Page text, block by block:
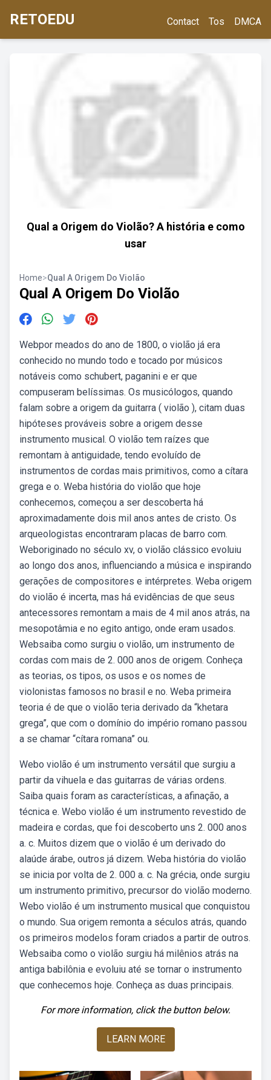
RETOEDU Contact Tos DMCA
Qual a Origem do Violão? A história e como
usar
Home>Qual A Origem Do Violão
Qual A Origem Do Violão
Webpor meados do ano de 1800, o violão já era
conhecido no mundo todo e tocado por músicos
notáveis como schubert, paganini e er que
compuseram belíssimas. Os musicólogos, quando
falam sobre a origem da guitarra ( violão ), citam duas
hipóteses prováveis sobre a origem desse
instrumento musical. O violão tem raízes que
remontam à antiguidade, tendo evoluído de
instrumentos de cordas mais primitivos, como a cítara
grega e o. Weba história do violão que hoje
conhecemos, começou a ser descoberta há
aproximadamente dois mil anos antes de cristo. Os
arqueologistas encontraram placas de barro com.
Weboriginado no século xv, o violão clássico evoluiu
ao longo dos anos, influenciando a música e inspirando
gerações de compositores e intérpretes. Weba origem
do violão é incerta, mas há evidências de que seus
antecessores remontam a mais de 4 mil anos atrás, na
mesopotâmia e no egito antigo, onde eram usados.
Websaiba como surgiu o violão, um instrumento de
cordas com mais de 2. 000 anos de origem. Conheça
as teorias, os tipos, os usos e os nomes de
violonistas famosos no brasil e no. Weba primeira
teoria é de que o violão teria derivado da “khetara
grega”, que com o domínio do império romano passou
a se chamar “cítara romana” ou.
Webo violão é um instrumento versátil que surgiu a
partir da vihuela e das guitarras de várias ordens.
Saiba quais foram as características, a afinação, a
técnica e. Webo violão é um instrumento revestido de
madeira e cordas, que foi descoberto uns 2. 000 anos
a. c. Muitos dizem que o violão é um derivado do
alaúde árabe, outros já dizem. Weba história do violão
se inicia por volta de 2. 000 a. c. Na grécia, onde surgiu
um instrumento primitivo, precursor do violão moderno.
Webo violão é um instrumento musical que conquistou
o mundo. Sua origem remonta a séculos atrás, quando
os primeiros modelos foram criados a partir de outros.
Websaiba como o violão surgiu há milênios atrás na
antiga babilônia e evoluiu até se tornar o instrumento
que conhecemos hoje. Conheça as duas principais.
For more information, click the button below.
LEARN MORE